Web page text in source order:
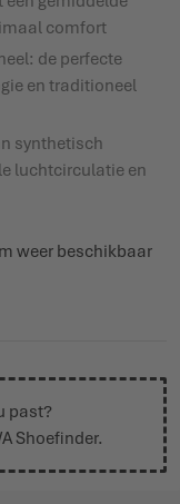
comfort
de perfecte
en traditioneel
synthetisch
luchtcirculatie en
weer beschikbaar
past?
Shoefinder.